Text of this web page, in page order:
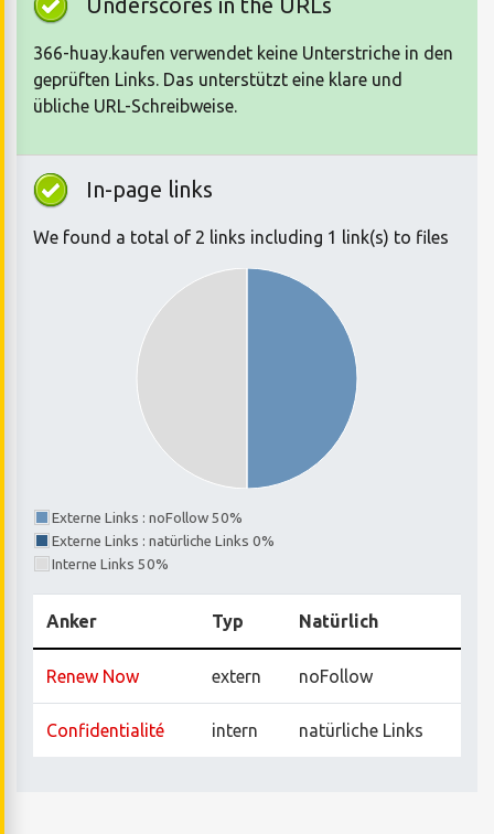
Underscores in the URLs
366-huay.kaufen verwendet keine Unterstriche in den
geprüften Links. Das unterstützt eine klare und
übliche URL-Schreibweise.
In-page links
We found a total of 2 links including 1 link(s) to files
Externe Links : noFollow 50%
Externe Links : natürliche Links 0%
Interne Links 50%
Anker Typ Natürlich
Renew Now extern noFollow
Confidentialité intern natürliche Links